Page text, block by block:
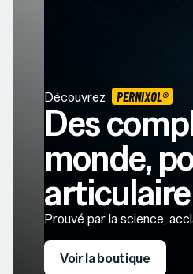
Découvrez PERNIXOL®
Des
monde,
articulaire
Prouvé par la science,
Voir la boutique